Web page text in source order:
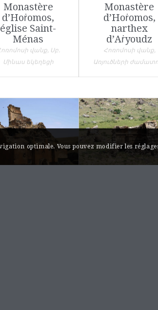
Monastère
d’Hoṙomos,
église Saint-
Ménas
վանք, Սբ.
Մինաս եկեղեցի
Monastère
d’Hoṙomos,
narthex
d’Aṙyoudz
Հոռոմոսի վանք,
Առյուծների
optimale. Vous pouvez modifier les